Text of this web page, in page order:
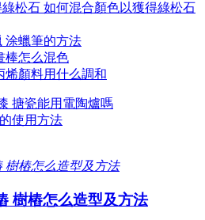
松石 如何混合顏色以獲得綠松石
涂蠟筆的方法
棒怎么混色
烯顏料用什么調和
樹樁怎么造型及方法